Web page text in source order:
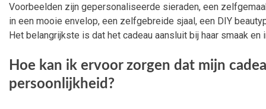
Voorbeelden zijn gepersonaliseerde sieraden, een
in een mooie envelop, een zelfgebreide sjaal, een DIY
Het belangrijkste is dat het cadeau aansluit bij haar smaak en
Hoe kan ik ervoor zorgen dat mijn
persoonlijkheid?